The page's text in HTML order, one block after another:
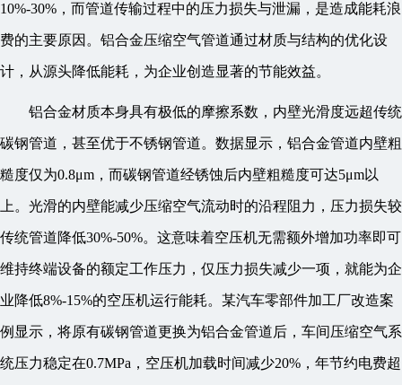
10%-30%，而管道传输过程中的压力损失与泄漏，是造成能耗浪
费的主要原因。铝合金压缩空气管道通过材质与结构的优化设
计，从源头降低能耗，为企业创造显著的节能效益。
铝合金材质本身具有极低的摩擦系数，内壁光滑度远超传统
碳钢管道，甚至优于不锈钢管道。数据显示，铝合金管道内壁粗
糙度仅为0.8μm，而碳钢管道经锈蚀后内壁粗糙度可达5μm以
上。光滑的内壁能减少压缩空气流动时的沿程阻力，压力损失较
传统管道降低30%-50%。这意味着空压机无需额外增加功率即可
维持终端设备的额定工作压力，仅压力损失减少一项，就能为企
业降低8%-15%的空压机运行能耗。某汽车零部件加工厂改造案
例显示，将原有碳钢管道更换为铝合金管道后，车间压缩空气系
统压力稳定在0.7MPa，空压机加载时间减少20%，年节约电费超